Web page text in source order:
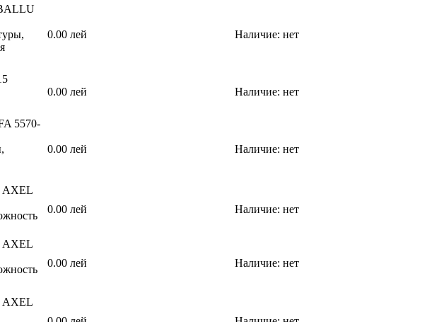
0.00 лей Наличие: нет
0.00 лей Наличие: нет
5570-
0.00 лей Наличие: нет
AXEL
0.00 лей Наличие: нет
AXEL
0.00 лей Наличие: нет
AXEL